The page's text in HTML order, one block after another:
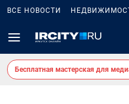
ВСЕ НОВОСТИ
Бесплатная мастерская для